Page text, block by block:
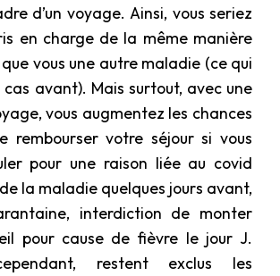
d’un voyage. Ainsi, vous seriez
en charge de la même manière
vous une autre maladie (ce qui
cas avant). Mais surtout, avec une
vous augmentez les chances
rembourser votre séjour si vous
pour une raison liée au covid
la maladie quelques jours avant,
interdiction de monter
pour cause de fièvre le jour J.
restent exclus les